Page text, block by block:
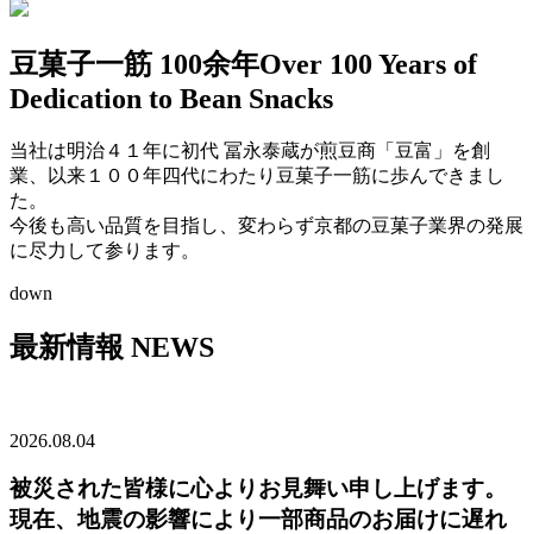
豆菓子一筋 100余年Over 100 Years of
Dedication to Bean Snacks
当社は明治４１年に初代 冨永泰蔵が煎豆商「豆富」を創
業、以来１００年四代にわたり豆菓子一筋に歩んできまし
た。
今後も高い品質を目指し、変わらず京都の豆菓子業界の発展
に尽力して参ります。
down
最新情報 NEWS
2026.08.04
被災された皆様に心よりお見舞い申し上げます。
現在、地震の影響により一部商品のお届けに遅れ